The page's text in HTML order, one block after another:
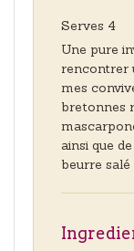
Serves 4
Une pure
rencontrer
mes
bretonnes
ainsi que
beurre salé